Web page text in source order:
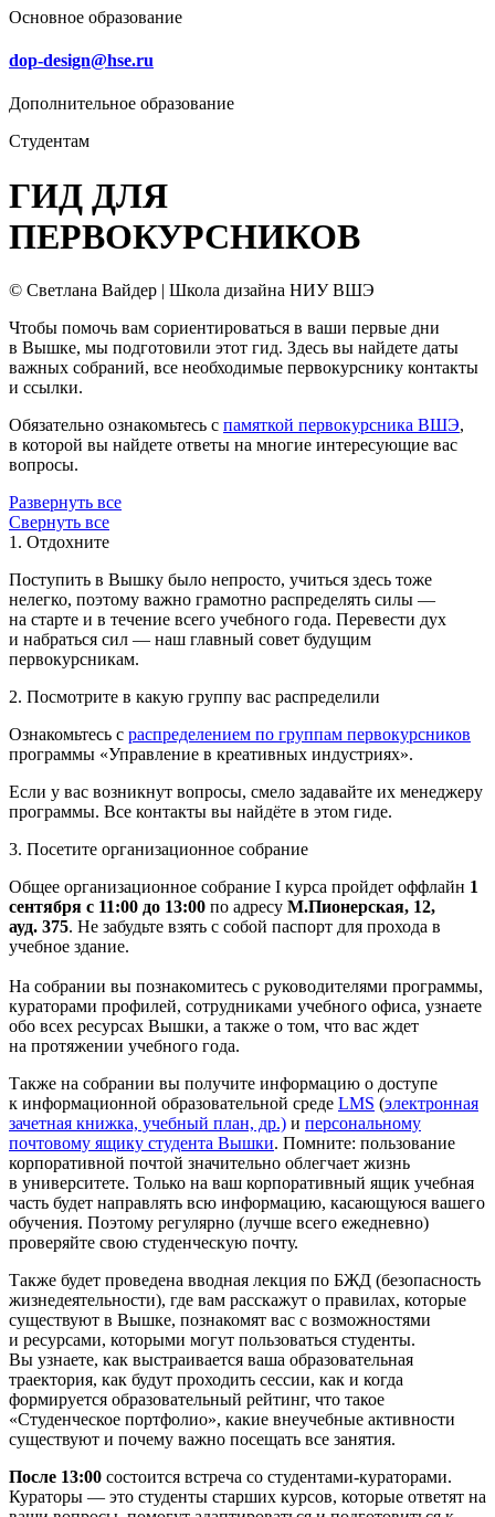
Основное образование
dop-design@hse.ru
Дополнительное образование
Студентам
ГИД ДЛЯ
ПЕРВОКУРСНИКОВ
© Светлана Вайдер | Школа дизайна НИУ ВШЭ
Чтобы помочь вам сориентироваться в ваши первые дни
в Вышке, мы подготовили этот гид. Здесь вы найдете даты
важных собраний, все необходимые первокурснику контакты
и ссылки.
Обязательно ознакомьтесь с памяткой первокурсника ВШЭ,
в которой вы найдете ответы на многие интересующие вас
вопросы.
Развернуть все
Свернуть все
1. Отдохните
Поступить в Вышку было непросто, учиться здесь тоже
нелегко, поэтому важно грамотно распределять силы —
на старте и в течение всего учебного года. Перевести дух
и набраться сил — наш главный совет будущим
первокурсникам.
2. Посмотрите в какую группу вас распределили
Ознакомьтесь с распределением по группам первокурсников
программы «Управление в креативных индустриях».
Если у вас возникнут вопросы, смело задавайте их менеджеру
программы. Все контакты вы найдёте в этом гиде.
3. Посетите организационное собрание
Общее организационное собрание I курса пройдет оффлайн 1
сентября с 11:00 до 13:00 по адресу М.Пионерская, 12,
ауд. 375. Не забудьте взять с собой паспорт для прохода в
учебное здание.
На собрании вы познакомитесь с руководителями программы,
кураторами профилей, сотрудниками учебного офиса, узнаете
обо всех ресурсах Вышки, а также о том, что вас ждет
на протяжении учебного года.
Также на собрании вы получите информацию о доступе
к информационной образовательной среде LMS (электронная
зачетная книжка, учебный план, др.) и персональному
почтовому ящику студента Вышки. Помните: пользование
корпоративной почтой значительно облегчает жизнь
в университете. Только на ваш корпоративный ящик учебная
часть будет направлять всю информацию, касающуюся вашего
обучения. Поэтому регулярно (лучше всего ежедневно)
проверяйте свою студенческую почту.
Также будет проведена вводная лекция по БЖД (безопасность
жизнедеятельности), где вам расскажут о правилах, которые
существуют в Вышке, познакомят вас с возможностями
и ресурсами, которыми могут пользоваться студенты.
Вы узнаете, как выстраивается ваша образовательная
траектория, как будут проходить сессии, как и когда
формируется образовательный рейтинг, что такое
«Студенческое портфолио», какие внеучебные активности
существуют и почему важно посещать все занятия.
После 13:00 состоится встреча со студентами-кураторами.
Кураторы — это студенты старших курсов, которые ответят на